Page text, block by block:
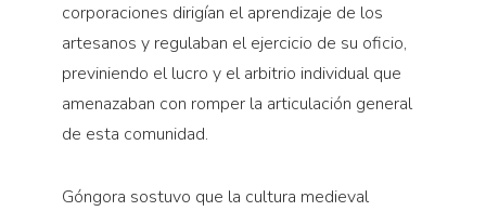
corporaciones dirigían el aprendizaje de los
artesanos y regulaban el ejercicio de su oficio,
previniendo el lucro y el arbitrio individual que
amenazaban con romper la articulación general
de esta comunidad.
Góngora sostuvo que la cultura medieval